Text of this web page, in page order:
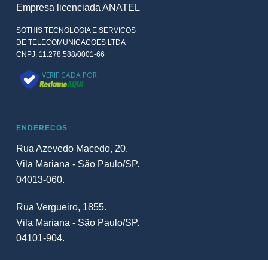
Empresa licenciada ANATEL
SOTHIS TECNOLOGIA E SERVICOS
DE TELECOMUNICACOES LTDA
CNPJ: 11.278.588/0001-66
VERIFICADA POR
ENDEREÇOS
Rua Azevedo Macedo, 20.
Vila Mariana - São Paulo/SP.
04013-060.
Rua Vergueiro, 1855.
Vila Mariana - São Paulo/SP.
04101-904.